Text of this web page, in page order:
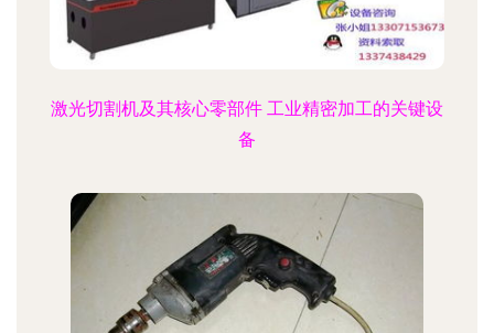
激光切割机及其核心零部件 工业精密加工的关键设
备